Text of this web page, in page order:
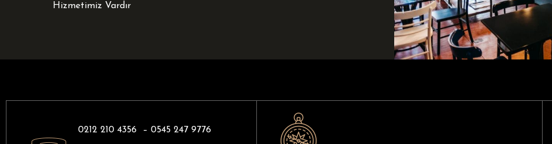
Hizmetimiz Vardır
0212 210 4356 – 0545 247 9776